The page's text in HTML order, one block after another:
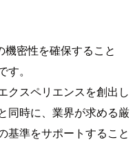
密性を確保すること
。
クスペリエンスを創出し
同時に、業界が求める厳
基準をサポートすること